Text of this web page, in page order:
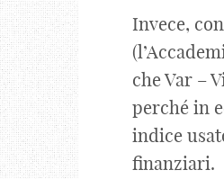
Invece,
che Var –
perché in
indice
finanziari.